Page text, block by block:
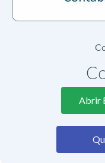
Abrir